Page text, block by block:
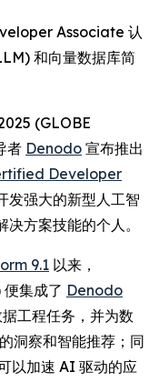
Associate 认
和向量数据库简
(GLOBE
者 Denodo 宣布推出
Developer
发强大的新型人工智
方案技能的个人。
9.1 以来，
便集成了 Denodo
工程任务，并为数
洞察和智能推荐；同
以加速 AI 驱动的应